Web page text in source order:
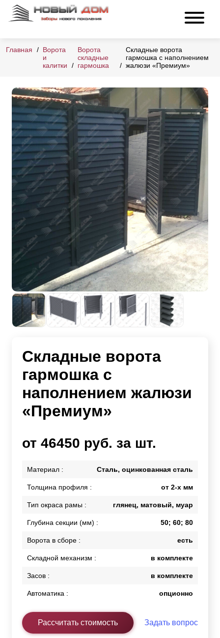
Главная
Ворота
и
калитки
Ворота
складные
гармошка
Складные ворота
гармошка с наполнением
жалюзи «Премиум»
Складные ворота
гармошка с
наполнением жалюзи
«Премиум»
от 46450 руб. за шт.
Материал : Сталь, оцинкованная сталь
Толщина профиля : от 2-х мм
Тип окраса рамы : глянец, матовый, муар
Глубина секции (мм) : 50; 60; 80
Ворота в сборе : есть
Складной механизм : в комплекте
Засов : в комплекте
Автоматика : опционно
Рассчитать стоимость Задать вопрос